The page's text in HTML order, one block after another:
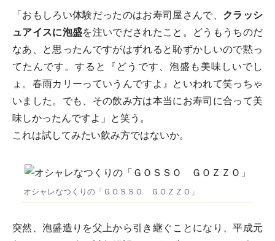
「おもしろい体験だったのはお寿司屋さんで、 クラッシ
ュアイスに泡盛を注いでだされたこと。どうもうちのだ
なあ、と思ったんですがはずれると恥ずかしいので黙っ
てたんです。すると『どうです、泡盛も美味しいでし
ょ。春雨カリーっていうんですよ』といわれて笑っちゃ
いました。でも、その飲み方は本当にお寿司に合って美
味しかったんですよ」と笑う。
これは試してみたい飲み方ではないか。
オシャレなつくりの「ＧＯＳＳＯ ＧＯＺＺＯ」
突然、泡盛造りを父上から引き継ぐことになり、平成元